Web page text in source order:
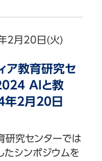
2月20日(火)
ア教育研究セ
AIと教
年2月20日
研究センターでは
たシンポジウムを